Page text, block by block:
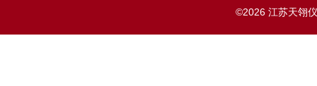
©2026 江苏天翎